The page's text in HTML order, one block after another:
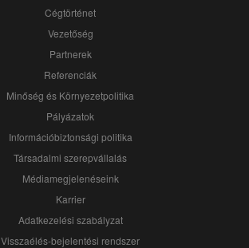
Cégtörténet
Vezetőség
Partnerek
Referenciák
Minőség és Környezetpolitika
Pályázatok
Információbiztonsági politika
Társadalmi szerepvállalás
Médiamegjelenéseink
Karrier
Adatkezelési szabályzat
Visszaélés-bejelentési rendszer